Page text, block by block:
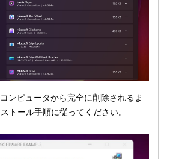
ンピュータから完全に削除されるま
トール手順に従ってください。